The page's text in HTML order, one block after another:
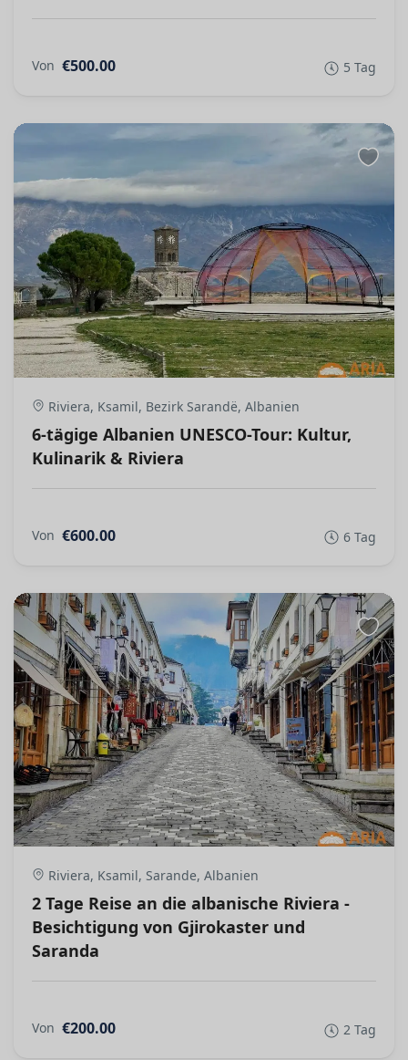
Von €500.00 5 Tag
Riviera, Ksamil, Bezirk Sarandë, Albanien
6-tägige Albanien UNESCO-Tour: Kultur,
Kulinarik & Riviera
Von €600.00 6 Tag
Riviera, Ksamil, Sarande, Albanien
2 Tage Reise an die albanische Riviera -
Besichtigung von Gjirokaster und
Saranda
Von €200.00 2 Tag